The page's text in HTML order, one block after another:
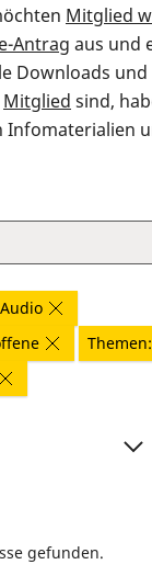
Mitglied
Antrag aus und
Downloads
Mitglied sind,
Infomaterialien
gefunden.